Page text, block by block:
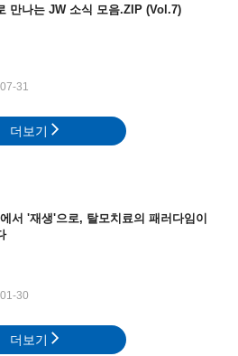
만나는 JW 소식 모음.ZIP (Vol.7)
31
더보기
서 '재생'으로, 탈모치료의 패러다임이
30
더보기